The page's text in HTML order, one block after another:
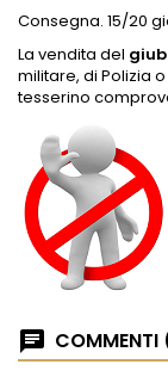
Consegna. 15/20
La vendita del
militare, di Polizia
tesserino